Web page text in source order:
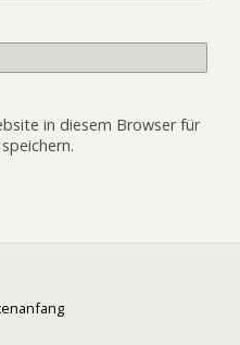
in diesem Browser für